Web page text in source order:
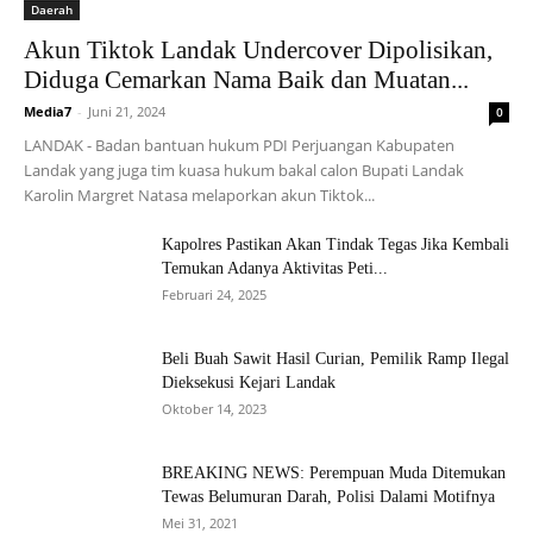
Daerah
Akun Tiktok Landak Undercover Dipolisikan,
Diduga Cemarkan Nama Baik dan Muatan...
Media7 - Juni 21, 2024 0
LANDAK - Badan bantuan hukum PDI Perjuangan Kabupaten
Landak yang juga tim kuasa hukum bakal calon Bupati Landak
Karolin Margret Natasa melaporkan akun Tiktok...
Kapolres Pastikan Akan Tindak Tegas Jika Kembali
Temukan Adanya Aktivitas Peti...
Februari 24, 2025
Beli Buah Sawit Hasil Curian, Pemilik Ramp Ilegal
Dieksekusi Kejari Landak
Oktober 14, 2023
BREAKING NEWS: Perempuan Muda Ditemukan
Tewas Belumuran Darah, Polisi Dalami Motifnya
Mei 31, 2021